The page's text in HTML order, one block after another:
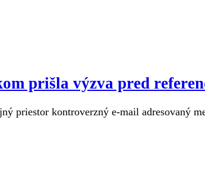
prišla výzva pred
priestor kontroverzný e-mail adresovaný